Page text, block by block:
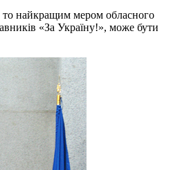
найкращим мером обласного
«За Україну!», може бути